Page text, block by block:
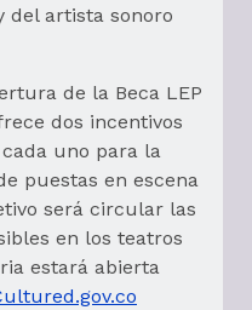
del artista sonoro
de la Beca LEP
dos incentivos
uno para la
puestas en escena
será circular las
en los teatros
estará abierta